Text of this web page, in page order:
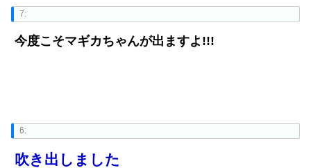
7:
今度こそマギカちゃんが出ますよ!!!
6:
吹き出しました